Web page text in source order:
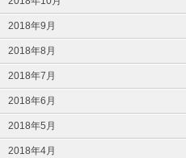
2018年9月
2018年8月
2018年7月
2018年6月
2018年5月
2018年4月